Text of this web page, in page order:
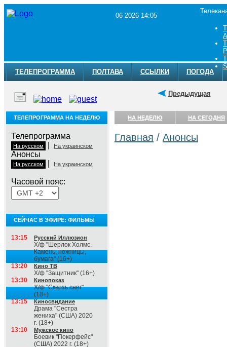
06 2026 14:05
ТЕЛЕПРОГРАММА ПОЛТАВА ССЫЛКИ ПОГОДА
Предыдущая
ТЕЛЕПРОГРАММА НА НЕДЕЛЮ
Телепрограмма
На русском На украинском
Анонсы
На русском На украинском
Часовой пояс:
СЕЙЧАС В ЭФИРЕ: ФИЛЬМЫ
13:15 Русский Иллюзион
Х/ф "Шерлок Холмс.
Камень, ножницы,
бумага" (16+)
13:20
Кино ТВ
Х/ф "Защитник" (16+)
13:30
Кинопоказ
Х/ф "Сквозь снег"
(18+)
13:15
Киносвидание
Драма "Сестра
жениха" (США) 2020
г. (18+)
13:10
Мужское кино
Боевик "Покерфейс"
(США) 2022 г. (18+)
НА НЕДЕЛЮ НА СЕГОДНЯ
Главная / Анонсы